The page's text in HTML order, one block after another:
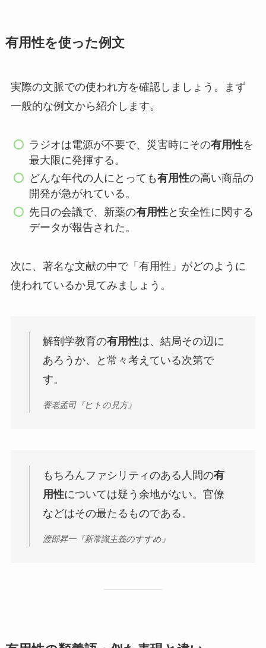
有用性を使った例文
実際の文脈での使われ方を確認しましょう。まず
一般的な例文から紹介します。
ラジオは電源が不要で、災害時にその有用性を
最大限に発揮する。
どんな年代の人にとっても有用性の高い商品の
開発が急がれている。
先日の会議で、新薬の有用性と安全性に関する
データが報告された。
次に、著名な文献の中で「有用性」がどのように
使われているか見てみましょう。
解剖学教育の有用性は、結局その辺に
あろうか、と常々考えている次第で
す。
養老孟司『ヒトの見方』
もちろんファシリティのある人間の有
用性については疑う余地がない。官僚
などはその最たるものである。
渡部昇一『新常識主義のすすめ』